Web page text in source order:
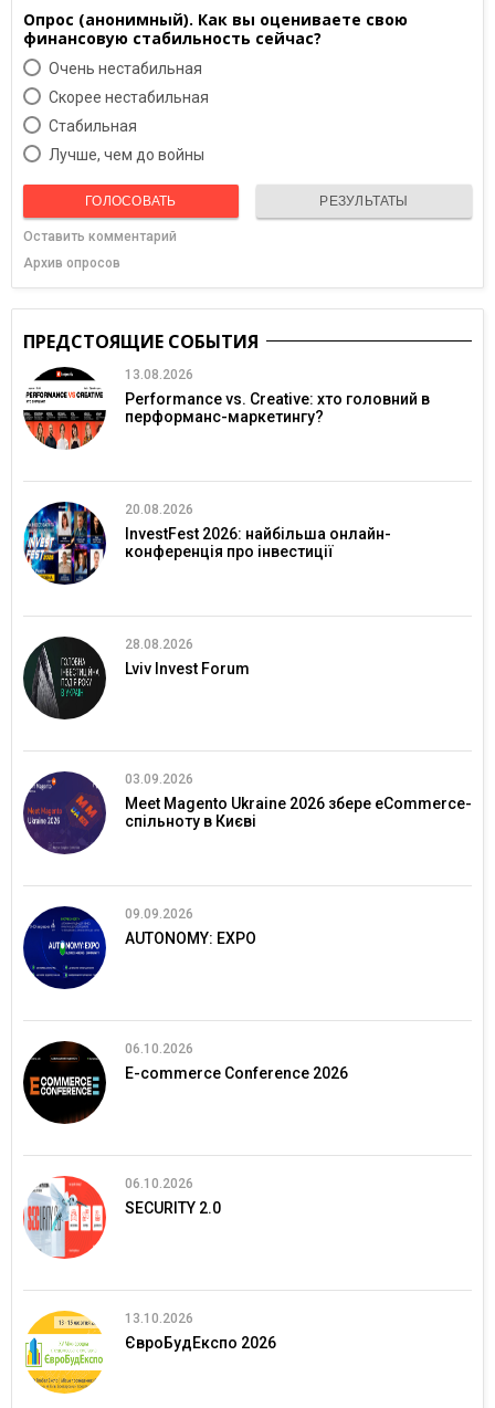
Опрос (анонимный). Как вы оцениваете свою
финансовую стабильность сейчас?
Очень нестабильная
Скорее нестабильная
Cтабильная
Лучше, чем до войны
ГОЛОСОВАТЬ РЕЗУЛЬТАТЫ
Оставить комментарий
Архив опросов
ПРЕДСТОЯЩИЕ СОБЫТИЯ
13.08.2026
Performance vs. Creative: хто головний в
перформанс-маркетингу?
20.08.2026
InvestFest 2026: найбільша онлайн-
конференція про інвестиції
28.08.2026
Lviv Invest Forum
03.09.2026
Meet Magento Ukraine 2026 збере eCommerce-
спільноту в Києві
09.09.2026
AUTONOMY: EXPO
06.10.2026
E-commerce Conference 2026
06.10.2026
SECURITY 2.0
13.10.2026
ЄвроБудЕкспо 2026